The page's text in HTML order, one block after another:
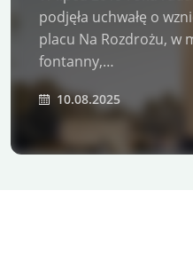
podjęła uchwałę o
placu Na Rozdrożu, w
fontanny,…
10.08.2025